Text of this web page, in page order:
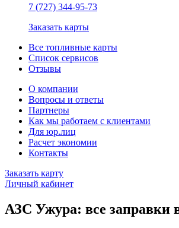
7 (727) 344-95-73
Заказать карты
Все топливные карты
Список сервисов
Отзывы
О компании
Вопросы и ответы
Партнеры
Как мы работаем с клиентами
Для юр.лиц
Расчет экономии
Контакты
Заказать карту
Личный кабинет
АЗС Ужура: все заправки